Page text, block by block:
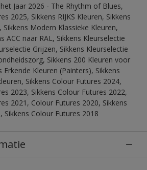
Jaar 2026 - The Rhythm of Blues,
2025, Sikkens RIJKS Kleuren, Sikkens
Modern Klassieke Kleuren,
ACC naar RAL, Sikkens Kleurselectie
Grijzen, Sikkens Kleurselectie
Sikkens 200 Kleuren voor
Erkende Kleuren (Painters), Sikkens
Sikkens Colour Futures 2024,
2023, Sikkens Colour Futures 2022,
2021, Colour Futures 2020, Sikkens
Sikkens Colour Futures 2018